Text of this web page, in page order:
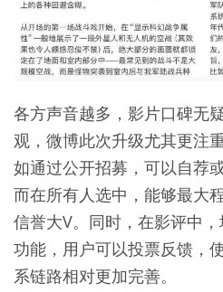
各方声音越多，影片口碑无
观，微博此次升级尤其更注
如通过公开招募，可以自荐
而在所有人选中，能够最大
信誉大V。同时，在影评中
功能，用户可以投票反馈，
系链路相对更加完善。